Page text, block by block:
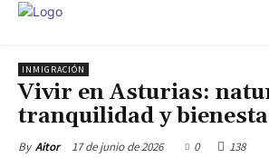
INMIGRACIÓN
Vivir en Asturias:
tranquilidad y
By Aitor 17 de junio de 2026 0 138